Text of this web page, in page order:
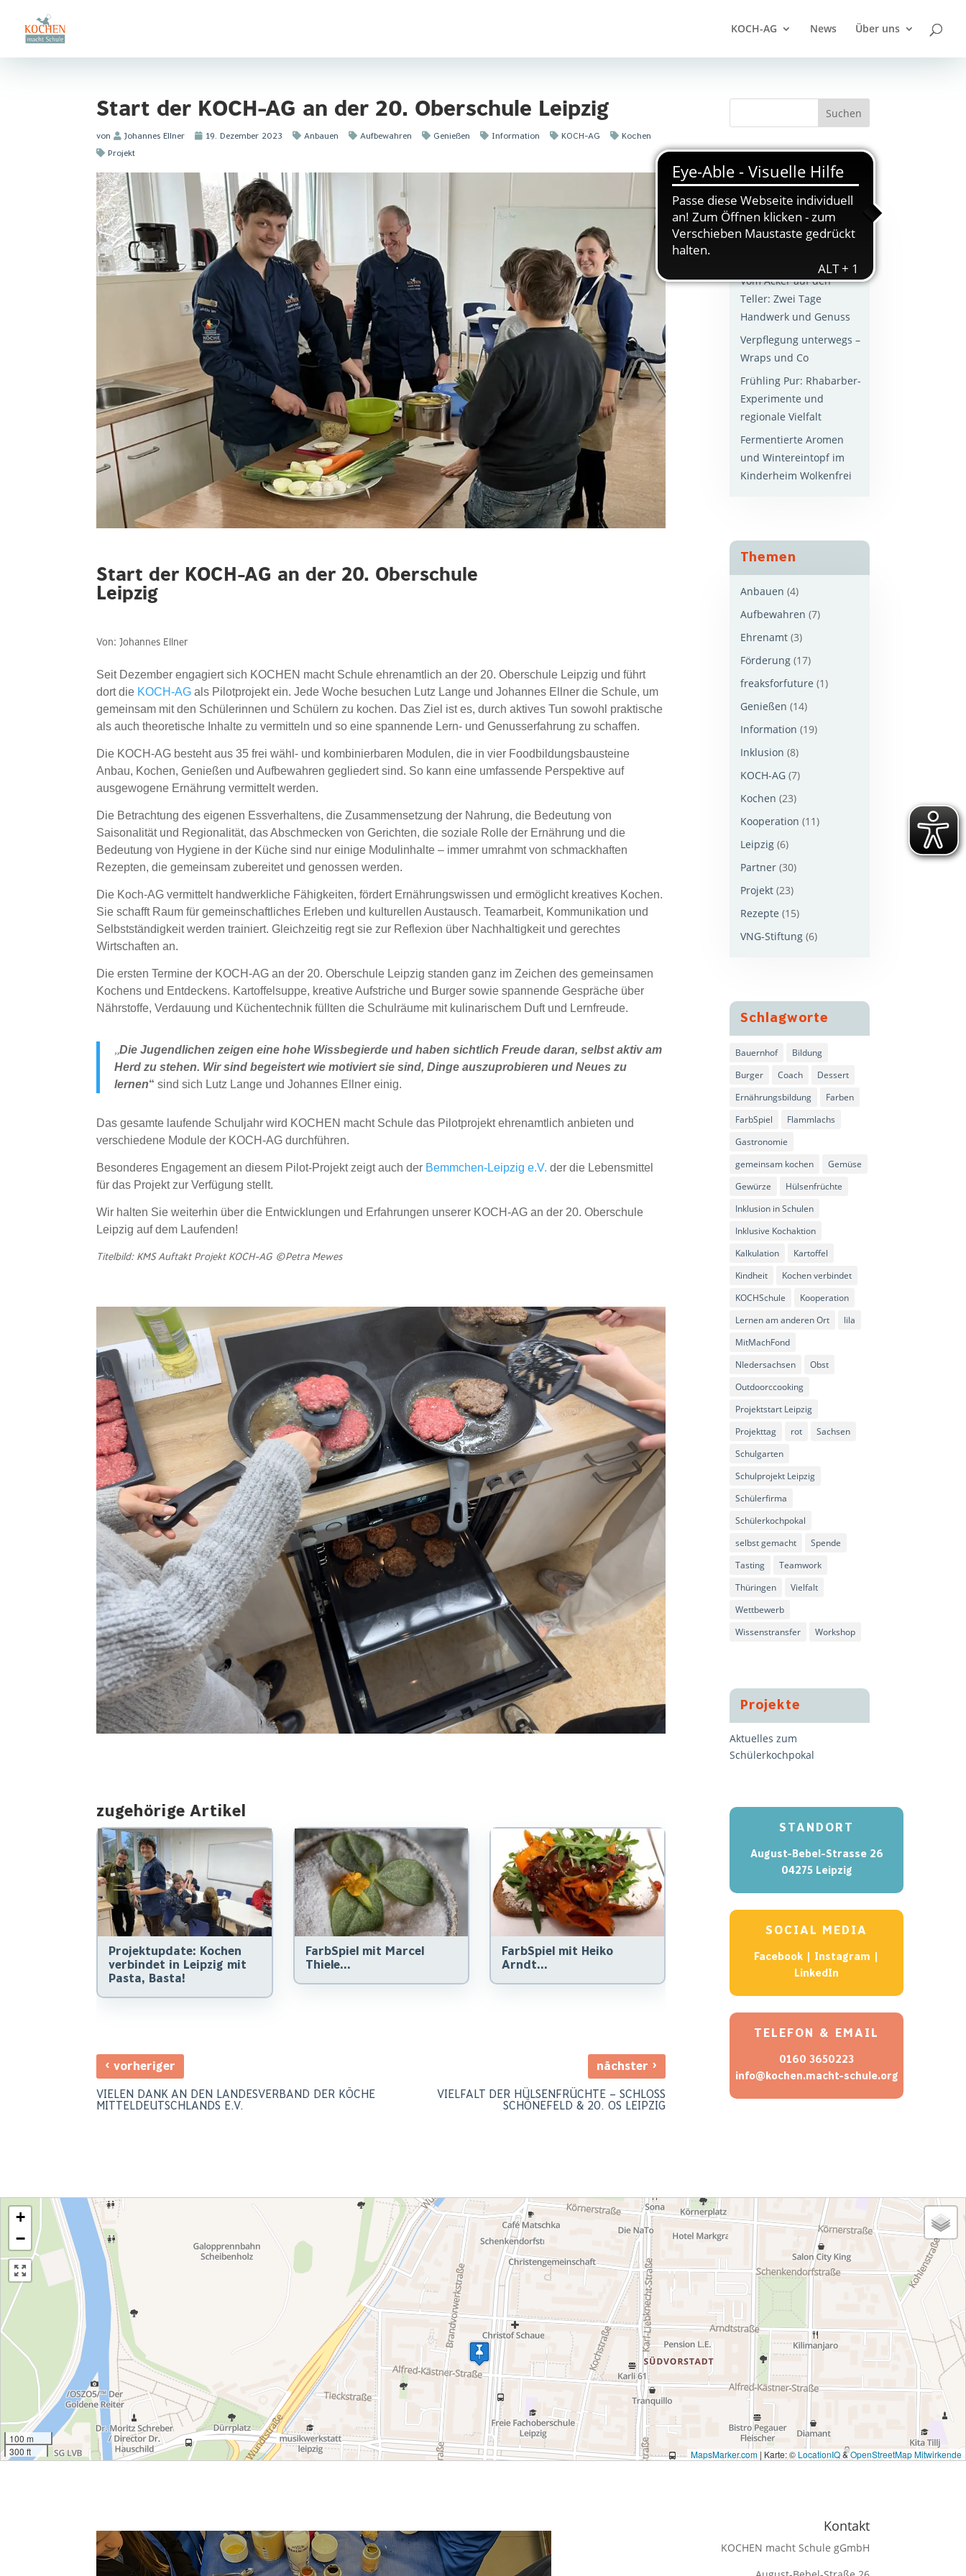
KOCH-AG News Über uns
Start der KOCH-AG an der 20. Oberschule Leipzig
von Johannes Ellner 19. Dezember 2023 Anbauen Aufbewahren Genießen Information KOCH-AG
Kochen
Projekt
Start der KOCH-AG an der 20. Oberschule
Leipzig
Von: Johannes Ellner
Seit Dezember engagiert sich KOCHEN macht Schule ehrenamtlich an der 20. Oberschule Leipzig und führt
dort die KOCH-AG als Pilotprojekt ein. Jede Woche besuchen Lutz Lange und Johannes Ellner die Schule, um
gemeinsam mit den Schülerinnen und Schülern zu kochen. Das Ziel ist es, durch aktives Tun sowohl praktische
als auch theoretische Inhalte zu vermitteln und so eine spannende Lern- und Genusserfahrung zu schaffen.
Die KOCH-AG besteht aus 35 frei wähl- und kombinierbaren Modulen, die in vier Foodbildungsbausteine
Anbau, Kochen, Genießen und Aufbewahren gegliedert sind. So kann eine umfassende Perspektive auf
ausgewogene Ernährung vermittelt werden.
Die Betrachtung des eigenen Essverhaltens, die Zusammensetzung der Nahrung, die Bedeutung von
Saisonalität und Regionalität, das Abschmecken von Gerichten, die soziale Rolle der Ernährung und die
Bedeutung von Hygiene in der Küche sind nur einige Modulinhalte – immer umrahmt von schmackhaften
Rezepten, die gemeinsam zubereitet und genossen werden.
Die Koch-AG vermittelt handwerkliche Fähigkeiten, fördert Ernährungswissen und ermöglicht kreatives Kochen.
Sie schafft Raum für gemeinschaftliches Erleben und kulturellen Austausch. Teamarbeit, Kommunikation und
Selbstständigkeit werden trainiert. Gleichzeitig regt sie zur Reflexion über Nachhaltigkeit und gerechtes
Wirtschaften an.
Die ersten Termine der KOCH-AG an der 20. Oberschule Leipzig standen ganz im Zeichen des gemeinsamen
Kochens und Entdeckens. Kartoffelsuppe, kreative Aufstriche und Burger sowie spannende Gespräche über
Nährstoffe, Verdauung und Küchentechnik füllten die Schulräume mit kulinarischem Duft und Lernfreude.
„Die Jugendlichen zeigen eine hohe Wissbegierde und haben sichtlich Freude daran, selbst aktiv am
Herd zu stehen. Wir sind begeistert wie motiviert sie sind, Dinge auszuprobieren und Neues zu
lernen“sind sich Lutz Lange und Johannes Ellner einig.
Das gesamte laufende Schuljahr wird KOCHEN macht Schule das Pilotprojekt ehrenamtlich anbieten und
verschiedene Module der KOCH-AG durchführen.
Besonderes Engagement an diesem Pilot-Projekt zeigt auch der Bemmchen-Leipzig e.V. der die Lebensmittel
für das Projekt zur Verfügung stellt.
Wir halten Sie weiterhin über die Entwicklungen und Erfahrungen unserer KOCH-AG an der 20. Oberschule
Leipzig auf dem Laufenden!
Titelbild: KMS Auftakt Projekt KOCH-AG ©Petra Mewes
zugehörige Artikel
Projektupdate: Kochen
verbindet in Leipzig mit
Pasta, Basta!
FarbSpiel mit Marcel
Thiele...
FarbSpiel mit Heiko
Arndt...
‹ vorheriger
VIELEN DANK AN DEN LANDESVERBAND DER KÖCHE
MITTELDEUTSCHLANDS E.V.
nächster ›
VIELFALT DER HÜLSENFRÜCHTE – SCHLOSS
SCHÖNEFELD & 20. OS LEIPZIG
Aktuell
Geschmacks-Workshop
beim ZU TISCH! Festival
Vom Acker auf den
Teller: Zwei Tage
Handwerk und Genuss
Verpflegung unterwegs –
Wraps und Co
Frühling Pur: Rhabarber-
Experimente und
regionale Vielfalt
Fermentierte Aromen
und Wintereintopf im
Kinderheim Wolkenfrei
Themen
Anbauen (4)
Aufbewahren (7)
Ehrenamt (3)
Förderung (17)
freaksforfuture (1)
Genießen (14)
Information (19)
Inklusion (8)
KOCH-AG (7)
Kochen (23)
Kooperation (11)
Leipzig (6)
Partner (30)
Projekt (23)
Rezepte (15)
VNG-Stiftung (6)
Schlagworte
Bauernhof
Bildung
Burger
Coach
Dessert
Ernährungsbildung
Farben
FarbSpiel
Flammlachs
Gastronomie
gemeinsam kochen
Gemüse
Gewürze
Hülsenfrüchte
Inklusion in Schulen
Inklusive Kochaktion
Kalkulation
Kartoffel
Kindheit
Kochen verbindet
KOCHSchule
Kooperation
Lernen am anderen Ort
lila
MitMachFond
NIedersachsen
Obst
Outdoorccooking
Projektstart Leipzig
Projekttag
rot
Sachsen
Schulgarten
Schulprojekt Leipzig
Schülerfirma
Schülerkochpokal
selbst gemacht
Spende
Tasting
Teamwork
Thüringen
Vielfalt
Wettbewerb
Wissenstransfer
Workshop
Projekte
Aktuelles zum
Schülerkochpokal
STANDORT
August-Bebel-Strasse 26
04275 Leipzig
SOCIAL MEDIA
Facebook Instagram
LinkedIn
TELEFON & EMAIL
0160 3650223
info@kochen.macht-schule.org
+
−
100 m
300 ft
MapsMarker.com | Karte: © LocationIQ&OpenStreetMap Mitwirkende
Kontakt
KOCHEN macht Schule gGmbH